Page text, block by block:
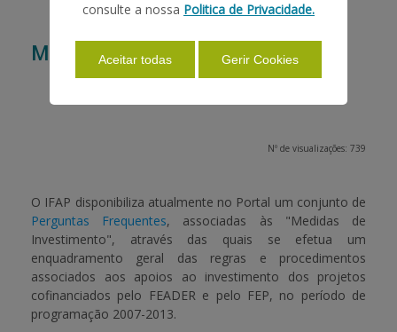
AJUDAS/APOIOS
INFORMAÇÕES
PAGAMENTOS
APOIO AO BENEFICIÁRIO
MEDIDAS DE INVESTIMENTO
Nº de visualizações: 739
O IFAP disponibiliza atualmente no Portal um conjunto de
Perguntas Frequentes, associadas às "Medidas de
Investimento", através das quais se efetua um
enquadramento geral das regras e procedimentos
associados aos apoios ao investimento dos projetos
cofinanciados pelo FEADER e pelo FEP, no período de
programação 2007-2013.
consulte a nossa Politica de Privacidade.
Aceitar todas Gerir Cookies